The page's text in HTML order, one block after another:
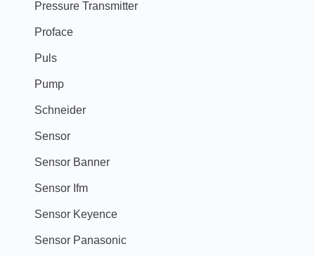
Pressure Transmitter
Proface
Puls
Pump
Schneider
Sensor
Sensor Banner
Sensor Ifm
Sensor Keyence
Sensor Panasonic